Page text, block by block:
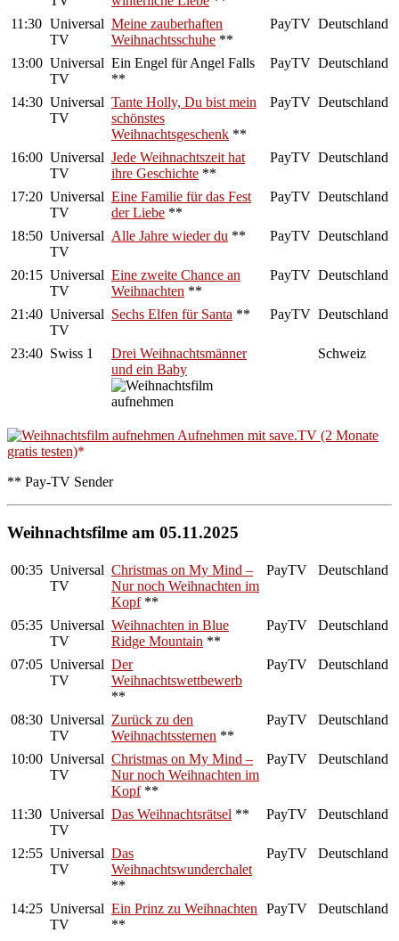
11:30 Universal
TV
Meine zauberhaften
Weihnachtsschuhe **
PayTV Deutschland
13:00 Universal
TV
Ein Engel für Angel Falls
**
PayTV Deutschland
14:30 Universal
TV
Tante Holly, Du bist mein
schönstes
Weihnachtsgeschenk **
PayTV Deutschland
16:00 Universal
TV
Jede Weihnachtszeit hat
ihre Geschichte **
PayTV Deutschland
17:20 Universal
TV
Eine Familie für das Fest
der Liebe **
PayTV Deutschland
18:50 Universal
TV
Alle Jahre wieder du ** PayTV Deutschland
20:15 Universal
TV
Eine zweite Chance an
Weihnachten **
PayTV Deutschland
21:40 Universal
TV
Sechs Elfen für Santa ** PayTV Deutschland
23:40 Swiss 1
Drei Weihnachtsmänner
und ein Baby
Schweiz
Aufnehmen mit save.TV (2 Monate
gratis testen)
** Pay-TV Sender
Weihnachtsfilme am 05.11.2025
00:35 Universal
TV
Christmas on My Mind –
Nur noch Weihnachten im
Kopf**
PayTV Deutschland
05:35 Universal
TV
Weihnachten in Blue
Ridge Mountain **
PayTV Deutschland
07:05 Universal
TV
Der
Weihnachtswettbewerb
**
PayTV Deutschland
08:30 Universal
TV
Zurück zu den
Weihnachtssternen **
PayTV Deutschland
10:00 Universal
TV
Christmas on My Mind –
Nur noch Weihnachten im
Kopf**
PayTV Deutschland
11:30 Universal
TV
Das Weihnachtsrätsel ** PayTV Deutschland
12:55 Universal
TV
Das
Weihnachtswunderchalet
**
PayTV Deutschland
14:25 Universal
TV
Ein Prinz zu Weihnachten
**
PayTV Deutschland